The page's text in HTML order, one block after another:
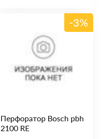
-3%
Перфоратор Bosch pbh
2100 RE